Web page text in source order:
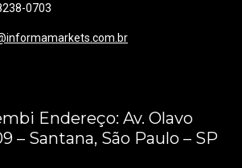
0703
Endereço: Av. Olavo
– Santana, São Paulo – SP